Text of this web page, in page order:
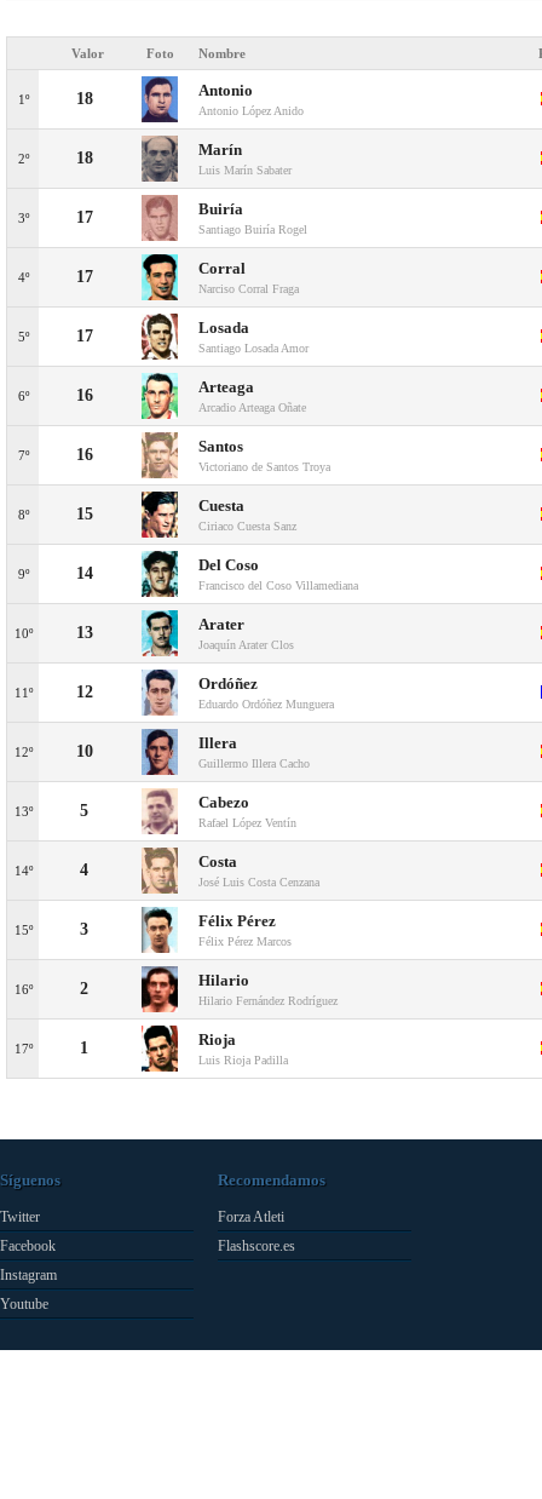
Valor Foto Nombre
1º 18 Antonio
Antonio López Anido
2º 18 Marín
Luis Marín Sabater
3º 17 Buiría
Santiago Buiría Rogel
4º 17 Corral
Narciso Corral Fraga
5º 17 Losada
Santiago Losada Amor
6º 16 Arteaga
Arcadio Arteaga Oñate
7º 16 Santos
Victoriano de Santos Troya
8º 15 Cuesta
Ciriaco Cuesta Sanz
9º 14 Del Coso
Francisco del Coso Villamediana
10º 13 Arater
Joaquín Arater Clos
11º 12 Ordóñez
Eduardo Ordóñez Munguera
12º 10 Illera
Guillermo Illera Cacho
13º 5 Cabezo
Rafael López Ventín
14º 4 Costa
José Luis Costa Cenzana
15º 3 Félix Pérez
Félix Pérez Marcos
16º 2 Hilario
Hilario Fernández Rodríguez
17º 1 Rioja
Luis Rioja Padilla
Síguenos
Twitter
Facebook
Instagram
Youtube
Recomendamos
Forza Atleti
Flashscore.es